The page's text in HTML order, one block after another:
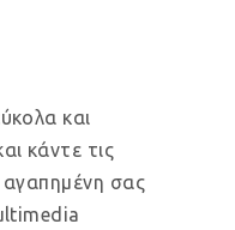
και
κάντε τις
αγαπημένη σας